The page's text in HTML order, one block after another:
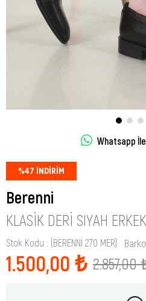
Whatsapp
%47 İNDIRIM
Berenni
KLASIK DERI SIYAH
Stok Kodu (BERENNİ 270 MER)
2.857,00
1.500,00 ₺